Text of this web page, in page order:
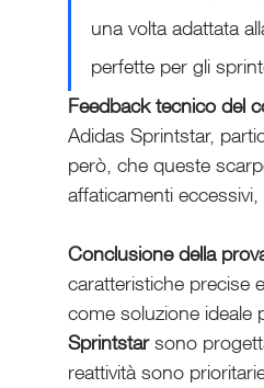
una volta adattata
perfette per gli
Feedback tecnico del
Adidas Sprintstar,
però, che queste
affaticamenti
Conclusione della
caratteristiche precise
come soluzione ideale
Sprintstar sono
reattività sono